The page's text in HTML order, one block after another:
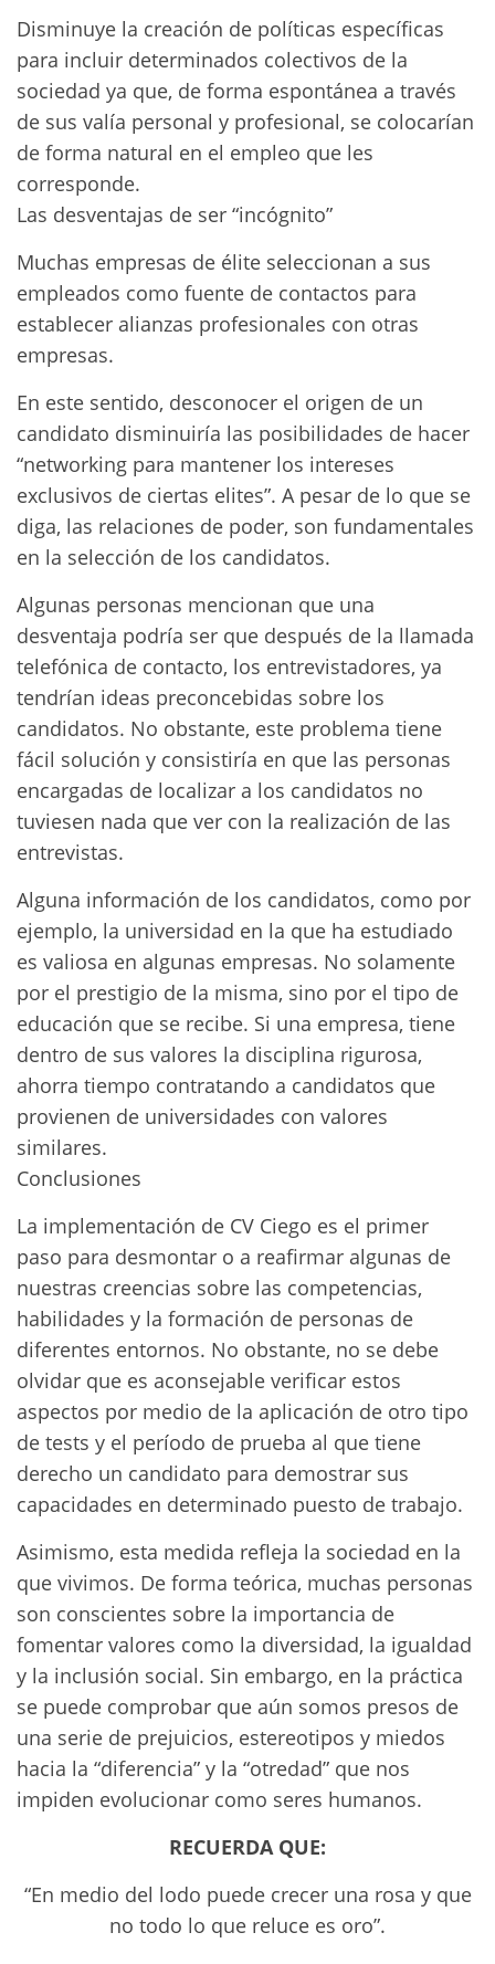
Disminuye la creación de políticas específicas
para incluir determinados colectivos de la
sociedad ya que, de forma espontánea a través
de sus valía personal y profesional, se colocarían
de forma natural en el empleo que les
corresponde.
Las desventajas de ser “incógnito”
Muchas empresas de élite seleccionan a sus
empleados como fuente de contactos para
establecer alianzas profesionales con otras
empresas.
En este sentido, desconocer el origen de un
candidato disminuiría las posibilidades de hacer
“networking para mantener los intereses
exclusivos de ciertas elites”. A pesar de lo que se
diga, las relaciones de poder, son fundamentales
en la selección de los candidatos.
Algunas personas mencionan que una
desventaja podría ser que después de la llamada
telefónica de contacto, los entrevistadores, ya
tendrían ideas preconcebidas sobre los
candidatos. No obstante, este problema tiene
fácil solución y consistiría en que las personas
encargadas de localizar a los candidatos no
tuviesen nada que ver con la realización de las
entrevistas.
Alguna información de los candidatos, como por
ejemplo, la universidad en la que ha estudiado
es valiosa en algunas empresas. No solamente
por el prestigio de la misma, sino por el tipo de
educación que se recibe. Si una empresa, tiene
dentro de sus valores la disciplina rigurosa,
ahorra tiempo contratando a candidatos que
provienen de universidades con valores
similares.
Conclusiones
La implementación de CV Ciego es el primer
paso para desmontar o a reafirmar algunas de
nuestras creencias sobre las competencias,
habilidades y la formación de personas de
diferentes entornos. No obstante, no se debe
olvidar que es aconsejable verificar estos
aspectos por medio de la aplicación de otro tipo
de tests y el período de prueba al que tiene
derecho un candidato para demostrar sus
capacidades en determinado puesto de trabajo.
Asimismo, esta medida refleja la sociedad en la
que vivimos. De forma teórica, muchas personas
son conscientes sobre la importancia de
fomentar valores como la diversidad, la igualdad
y la inclusión social. Sin embargo, en la práctica
se puede comprobar que aún somos presos de
una serie de prejuicios, estereotipos y miedos
hacia la “diferencia” y la “otredad” que nos
impiden evolucionar como seres humanos.
RECUERDA QUE:
“En medio del lodo puede crecer una rosa y que
no todo lo que reluce es oro”.